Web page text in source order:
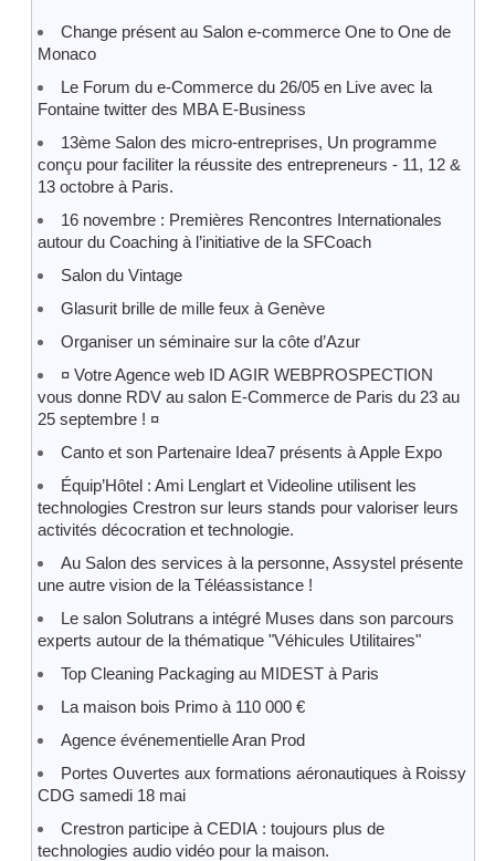
Change présent au Salon e-commerce One to One de
Monaco
Le Forum du e-Commerce du 26/05 en Live avec la
Fontaine twitter des MBA E-Business
13ème Salon des micro-entreprises, Un programme
conçu pour faciliter la réussite des entrepreneurs - 11, 12 &
13 octobre à Paris.
16 novembre : Premières Rencontres Internationales
autour du Coaching à l’initiative de la SFCoach
Salon du Vintage
Glasurit brille de mille feux à Genève
Organiser un séminaire sur la côte d’Azur
¤ Votre Agence web ID AGIR WEBPROSPECTION
vous donne RDV au salon E-Commerce de Paris du 23 au
25 septembre ! ¤
Canto et son Partenaire Idea7 présents à Apple Expo
Équip’Hôtel : Ami Lenglart et Videoline utilisent les
technologies Crestron sur leurs stands pour valoriser leurs
activités décocration et technologie.
Au Salon des services à la personne, Assystel présente
une autre vision de la Téléassistance !
Le salon Solutrans a intégré Muses dans son parcours
experts autour de la thématique "Véhicules Utilitaires"
Top Cleaning Packaging au MIDEST à Paris
La maison bois Primo à 110 000 €
Agence événementielle Aran Prod
Portes Ouvertes aux formations aéronautiques à Roissy
CDG samedi 18 mai
Crestron participe à CEDIA : toujours plus de
technologies audio vidéo pour la maison.